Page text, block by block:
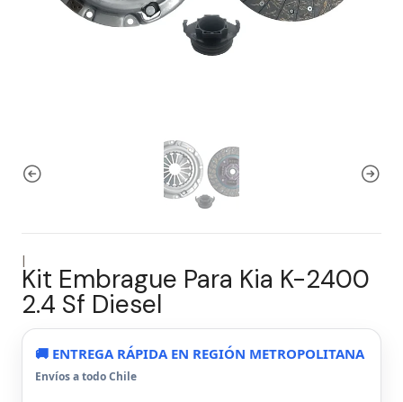
|
Kit Embrague Para Kia K-2400
2.4 Sf Diesel
🚚 ENTREGA RÁPIDA EN REGIÓN METROPOLITANA
Envíos a todo Chile